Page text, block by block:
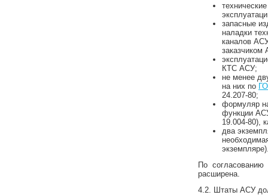
запасные
наладки
каналов
заказчиком
КТС АСУ;
не менее
на них по
24.207-80;
формуляр
функции
19.004-80),
два
По
расширена.
4.2. Штаты АСУ